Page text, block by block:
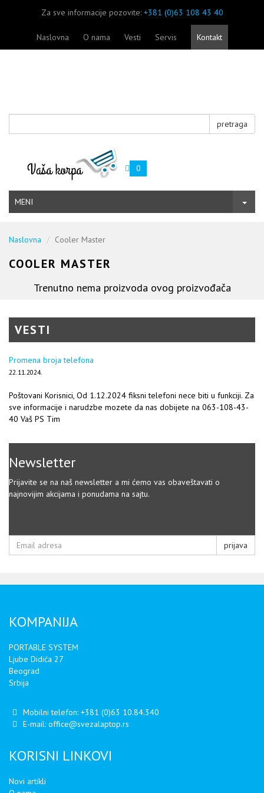
Za sve informacije pozovite: +381 (0)63 108 43 40
Naslovna O nama Vesti Servis Kontakt
pretraga
0
MENI
Naslovna Cooler Master
COOLER MASTER
Trenutno nema proizvoda ovog proizvođača
VESTI
Promena broja telefona
22.11.2024.
Poštovani Korisnici, Od 1.12.2024 fiksni telefoni nece biti u funkciji. Za
sve informacije i narudzbe mozete da nas dobijete na 063-108-43-
40 Vaš PS Tim
Newsletter
Prijavite se na naš newsletter a mi ćemo vas obaveštavati o
najnovijim akcijama i ponudama na sajtu.
prijava
KOMPANIJA
PORTABLE SYSTEM
Ljube Didića 27
Beograd
Srbija
Mobilni telefon: +381 (0)63 10.84.340
E-mail: office@svezalaptop.rs
KORISNI LINKOVI
Novi artikli